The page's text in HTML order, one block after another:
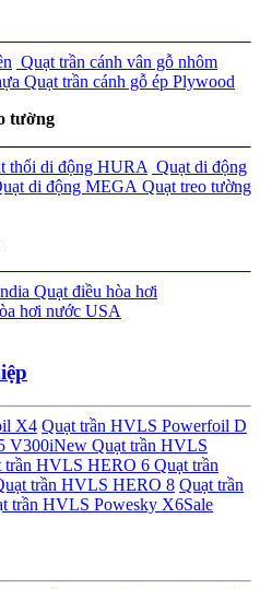
Quạt trần cánh vân gỗ nhôm
Quạt trần cánh gỗ ép Plywood
tường
thổi di động HURA Quạt di động
di động MEGA Quạt treo tường
Quạt điều hòa hơi
hơi nước USA
X4 Quạt trần HVLS Powerfoil D
V300iNew Quạt trần HVLS
trần HVLS HERO 6 Quạt trần
trần HVLS HERO 8 Quạt trần
trần HVLS Powesky X6Sale